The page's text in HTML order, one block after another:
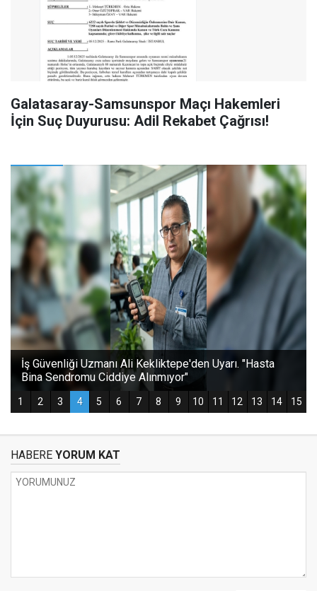
Galatasaray-Samsunspor Maçı Hakemleri
İçin Suç Duyurusu: Adil Rekabet Çağrısı!
HABERE YORUM KAT